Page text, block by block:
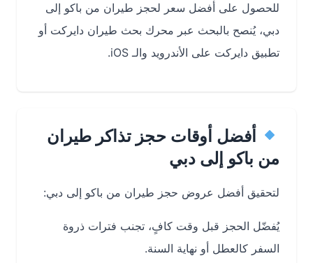
للحصول على أفضل سعر لحجز طيران من باكو إلى
دبي، يُنصح بالبحث عبر محرك بحث طيران دايركت أو
تطبيق دايركت على الأندرويد والـ iOS.
أفضل أوقات حجز تذاكر طيران
من باكو إلى دبي
لتحقيق أفضل عروض حجز طيران من باكو إلى دبي:
يُفضّل الحجز قبل وقت كافٍ، تجنب فترات ذروة
السفر كالعطل أو نهاية السنة.